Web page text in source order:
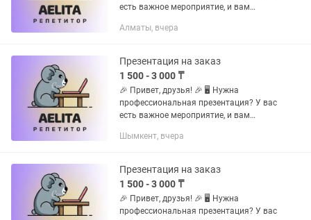
есть важное мероприятие, и вам
Тогда вы попали по адресу! 👩💼 Меня
Алматы, вчера
Презентация на заказ
1 500 - 3 000 ₸
🎉 Привет, друзья! 🎉 🖥️ Нужна
профессиональная презентация? У вас
есть важное мероприятие, и вам
Тогда вы попали по адресу! 👩💼 Меня
Шымкент, вчера
Презентация на заказ
1 500 - 3 000 ₸
🎉 Привет, друзья! 🎉 🖥️ Нужна
профессиональная презентация? У вас